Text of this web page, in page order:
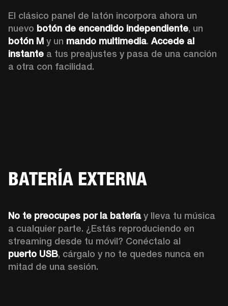
El clásico panel de latón incorpora ahora un
nuevo botón de encendido independiente
botón M y un mando multimedia. Accede al
instante a tus preajustes y pasa de una canción
a otra con facilidad.
BATERÍA EXTERNA
No te preocupes por la batería y lleva tu música
a cualquier parte. ¿Estás reproduciendo en
puerto USB, cárgalo y no te quedes nunca en
mitad de una sesión.